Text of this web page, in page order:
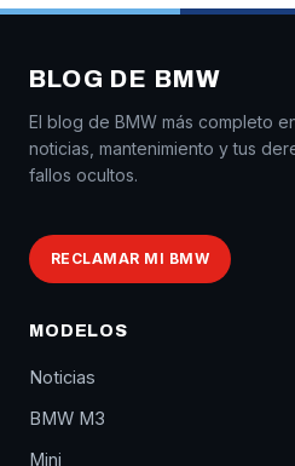
BLOG DE BMW
El blog de BMW más completo
noticias, mantenimiento y tus
fallos ocultos.
RECLAMAR MI BMW
MODELOS
Noticias
BMW M3
Mini